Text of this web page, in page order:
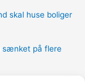
skal huse boliger
sænket på flere